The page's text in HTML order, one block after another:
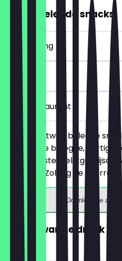
2voor1 Belegde snacks
~€ 4 korting
30 dagen
in het restaurant
Je bestelt twee belegde
betreft alle belegde, hartige
goedkoopste/gelijkgeprijsde
gebracht. Zolang de
Download de app
GRATIS warme drank